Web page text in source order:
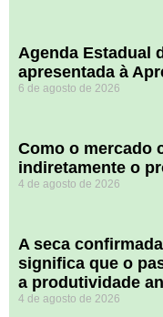
Agenda Estadual
apresentada à
6 de agosto de 2026
​Como o mercado
indiretamente o
4 de agosto de 2026
A seca
significa que o
a produtividade
4 de agosto de 2026